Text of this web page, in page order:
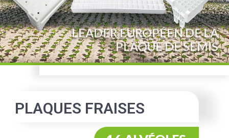
LEADER EUROPÉEN DE LA
PLAQUE DE SEMIS
PLAQUES FRAISES